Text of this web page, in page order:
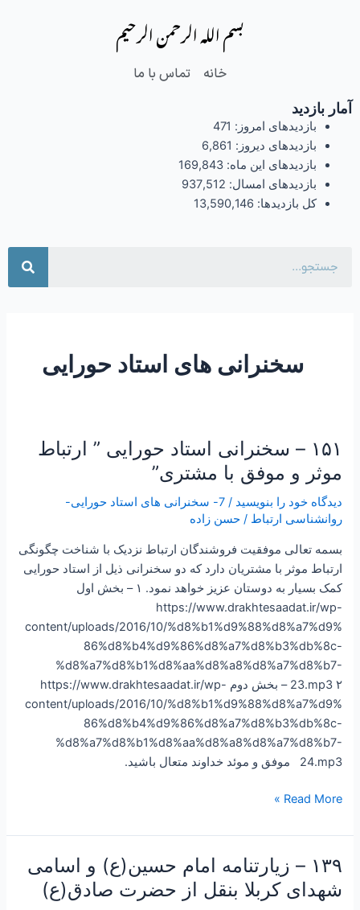
بسم الله الرحمن الرحیم
خانه تماس با ما
آمار بازدید
بازدیدهای امروز: 471
بازدیدهای دیروز: 6,861
بازدیدهای این ماه: 169,843
بازدیدهای امسال: 937,512
کل بازدیدها: 13,590,146
سخنرانی های استاد حورایی
۱۵۱ – سخنرانی استاد حورایی ” ارتباط
موثر و موفق با مشتری”
دیدگاه‌ خود را بنویسید / 7- سخنرانی های استاد حورایی-
روانشناسی ارتباط /حسن زاده
بسمه تعالی موفقیت فروشندگان ارتباط نزدیک با شناخت چگونگی
ارتباط موثر با مشتریان دارد که دو سخنرانی ذیل از استاد حورایی
کمک بسیار به دوستان عزیز خواهد نمود. ۱ – بخش اول
https://www.drakhtesaadat.ir/wp-
content/uploads/2016/10/%d8%b1%d9%88%d8%a7%d9%
86%d8%b4%d9%86%d8%a7%d8%b3%db%8c-
%d8%a7%d8%b1%d8%aa%d8%a8%d8%a7%d8%b7-
23.mp3 ۲ – بخش دوم https://www.drakhtesaadat.ir/wp-
content/uploads/2016/10/%d8%b1%d9%88%d8%a7%d9%
86%d8%b4%d9%86%d8%a7%d8%b3%db%8c-
%d8%a7%d8%b1%d8%aa%d8%a8%d8%a7%d8%b7-
24.mp3 موفق و موئد خداوند متعال باشید.
۱۵۱
سخنرانی
استاد
حورایی
ارتباط
موثر
موفق
مشتری”
Read More »
۱۳۹ – زیارتنامه امام حسین(ع) و اسامی
شهدای کربلا بنقل از حضرت صادق(ع)
۱۳۹
زیارتنامه